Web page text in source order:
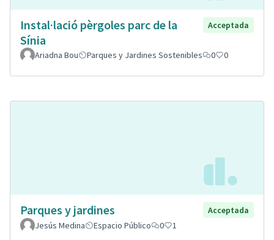
Instal·lació pèrgoles parc de la
Sínia
Acceptada
Ariadna Bou Parques y Jardines Sostenibles 0 0
Parques y jardines
Acceptada
Jesús Medina
Espacio Público 0 1